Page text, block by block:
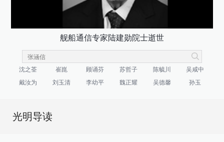
舰船通信专家陆建勋院士逝世
沈之荃 崔崑 顾诵芬 苏哲子 陈毓川
吴咸中
戴汝为
刘玉清 李幼平 魏正耀 吴德馨 孙玉
光明导读